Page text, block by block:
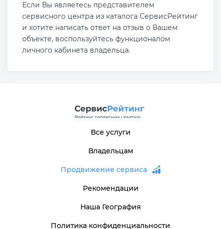
Если Вы являетесь представителем
сервисного центра из каталога СервисРейтинг
и хотите написать ответ на отзыв о Вашем
объекте, воспользуйтесь функционалом
личного кабинета владельца.
Все услуги
Владельцам
Продвижение сервиса
Рекомендации
Наша География
Политика конфиденциальности